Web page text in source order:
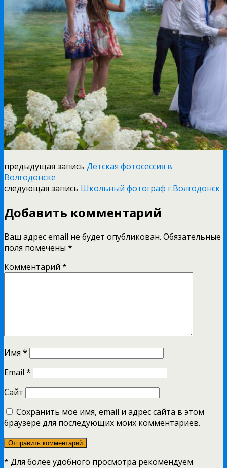
предыдущая запись Детская фотосессия в
Волгодонске
следующая запись Школьный фотограф г.Волгодонск
Добавить комментарий
Ваш адрес email не будет опубликован. Обязательные
поля помечены *
Комментарий *
Имя *
Email *
Сайт
Сохранить моё имя, email и адрес сайта в этом
браузере для последующих моих комментариев.
* Для более удобного просмотра рекомендуем